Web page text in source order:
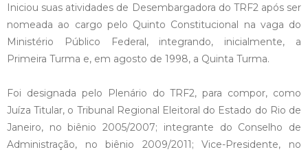
Iniciou suas atividades de Desembargadora do TRF2 após ser
nomeada ao cargo pelo Quinto Constitucional na vaga do
Ministério Público Federal, integrando, inicialmente, a
Primeira Turma e, em agosto de 1998, a Quinta Turma.
Foi designada pelo Plenário do TRF2, para compor, como
Juíza Titular, o Tribunal Regional Eleitoral do Estado do Rio de
Janeiro, no biênio 2005/2007; integrante do Conselho de
Administração, no biênio 2009/2011; Vice-Presidente, no